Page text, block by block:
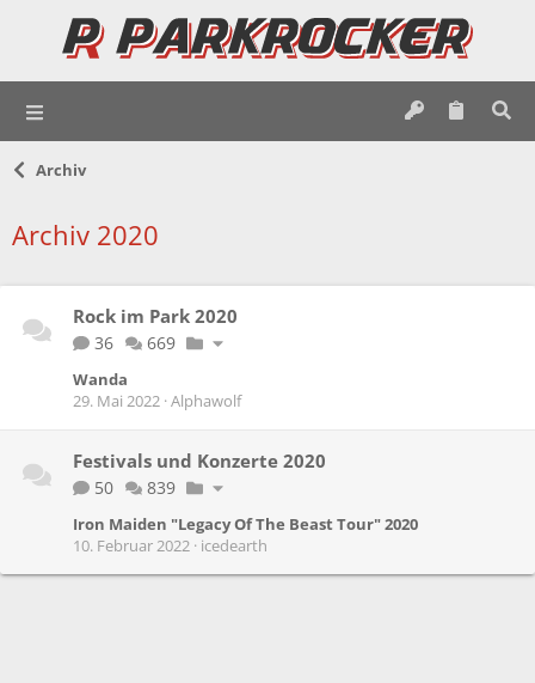
Archiv
Archiv 2020
Rock im Park 2020
36 669
Wanda
29. Mai 2022 Alphawolf
Festivals und Konzerte 2020
50 839
Iron Maiden "Legacy Of The Beast Tour" 2020
10. Februar 2022 icedearth